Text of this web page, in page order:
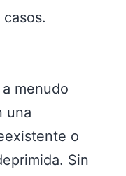
menudo
una
o
Sin